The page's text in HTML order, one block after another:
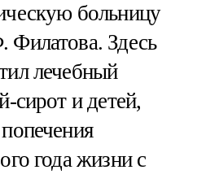
больницу
Здесь
лечебный
сирот и детей,
года жизни с